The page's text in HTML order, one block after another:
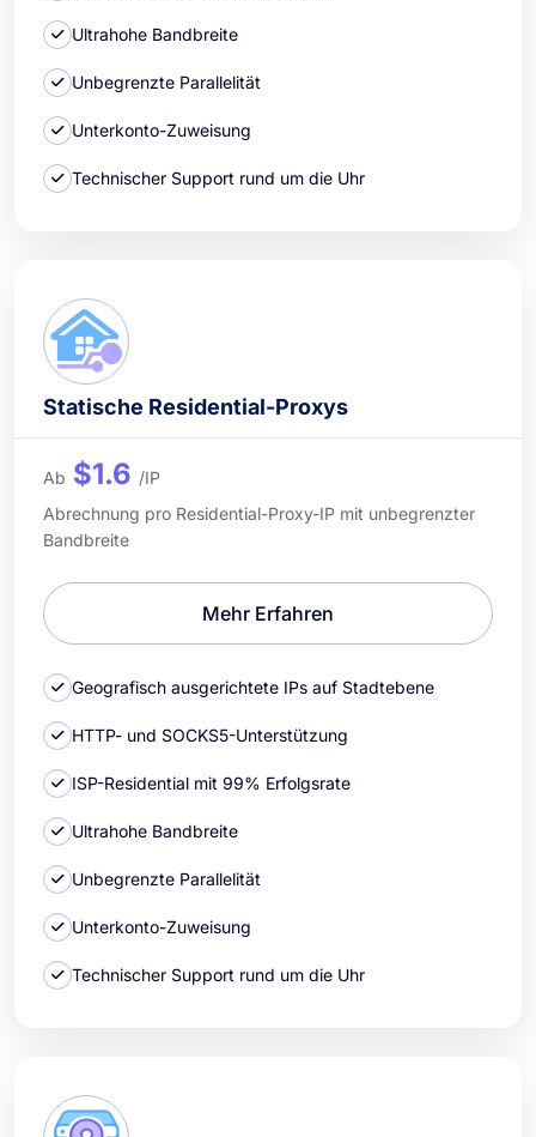
Ultrahohe Bandbreite
Unbegrenzte Parallelität
Unterkonto-Zuweisung
Technischer Support rund um die Uhr
Statische Residential-Proxys
Ab $1.6 /IP
Abrechnung pro Residential-Proxy-IP mit unbegrenzter
Bandbreite
Mehr Erfahren
Geografisch ausgerichtete IPs auf Stadtebene
HTTP- und SOCKS5-Unterstützung
ISP-Residential mit 99% Erfolgsrate
Ultrahohe Bandbreite
Unbegrenzte Parallelität
Unterkonto-Zuweisung
Technischer Support rund um die Uhr